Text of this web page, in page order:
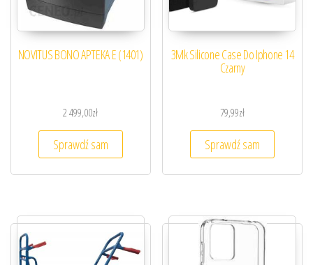
NOVITUS BONO APTEKA E (1401)
2 499,00zł
Sprawdź sam
3Mk Silicone Case Do Iphone 14
Czarny
79,99zł
Sprawdź sam